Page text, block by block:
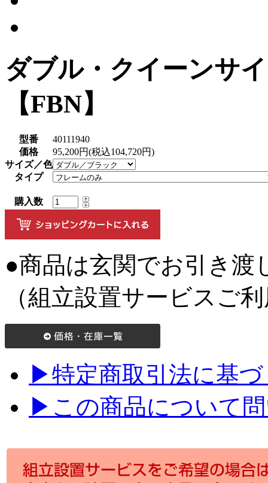
ダブル・クイーンサ
【FBN】
型番
40111940
価格
95,200円(税込104,720円)
サイズ／色
タイプ
購入数
●商品は玄関でお引き渡
（組立設置サービスご
▶特定商取引法に基
▶この商品について